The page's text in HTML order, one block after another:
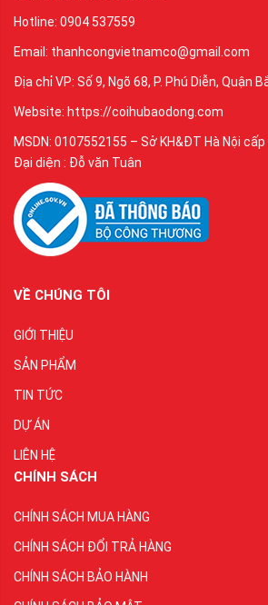
Hotline: 0904 537559
Email: thanhcongvietnamco@gmail.com
Địa chỉ VP: Số 9, Ngõ 68, P. Phú Diễn, Quận
Website: https://coihubaodong.com
MSDN: 0107552155 – Sở KH&ĐT Hà Nội
Đại diện : Đỗ văn Tuân
VỀ CHÚNG TÔI
GIỚI THIỆU
SẢN PHẨM
TIN TỨC
DỰ ÁN
LIÊN HỆ
CHÍNH SÁCH
CHÍNH SÁCH MUA HÀNG
CHÍNH SÁCH ĐỔI TRẢ HÀNG
CHÍNH SÁCH BẢO HÀNH